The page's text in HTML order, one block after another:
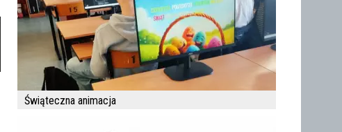
Świąteczna animacja